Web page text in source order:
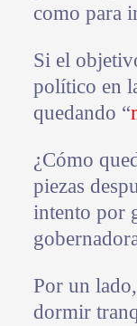
como para
Si el
político en
quedando “
¿Cómo
piezas
intento por
Por un
dormir